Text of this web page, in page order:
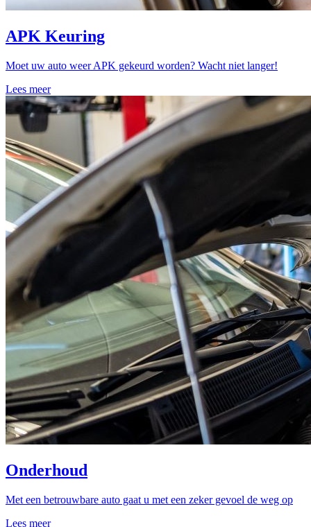
APK Keuring
Moet uw auto weer APK gekeurd worden? Wacht niet langer!
Lees meer
Onderhoud
Met een betrouwbare auto gaat u met een zeker gevoel de weg op
Lees meer